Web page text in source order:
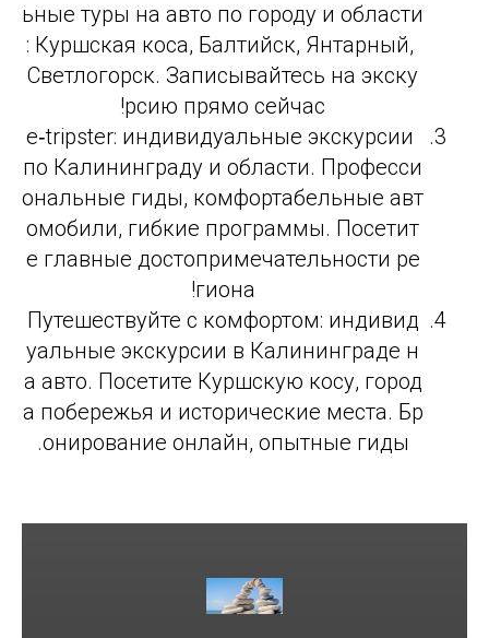
ьные туры на авто по городу и области
: Куршская коса, Балтийск, Янтарный,
Светлогорск. Записывайтесь на экску
рсию прямо сейчас!
e‑tripster: индивидуальные экскурсии
по Калининграду и области. Професси
ональные гиды, комфортабельные авт
омобили, гибкие программы. Посетит
е главные достопримечательности ре
гиона!
Путешествуйте с комфортом: индивид
уальные экскурсии в Калининграде н
а авто. Посетите Куршскую косу, город
а побережья и исторические места. Бр
онирование онлайн, опытные гиды.